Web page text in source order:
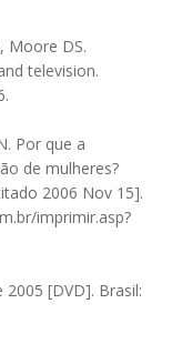
Moore DS.
television.
Por que a
de mulheres?
2006 Nov 15].
imprimir.asp?
[DVD]. Brasil: